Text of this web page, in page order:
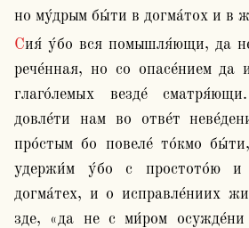
но му́дрым бы́ти в догма́тох и в
Сия́ у́бо вся помышля́ющи, да не претека́ем про́сте
рече́нная, но со опасе́нием да
глаго́лемых везде́
довле́ти нам во отве́т
про́стым бо повеле́ то́кмо
удержи́м у́бо с простото́ю
догма́тех, и о исправле́ниих
зде, «да не с ми́ром